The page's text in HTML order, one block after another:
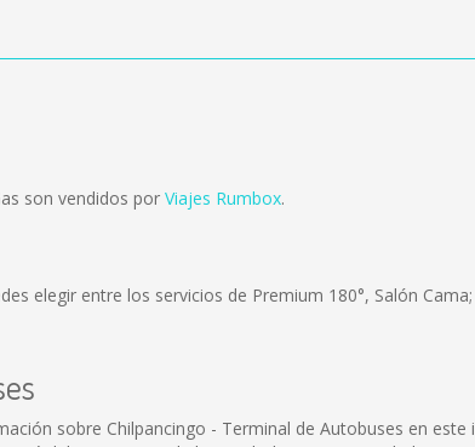
son vendidos por Viajes Rumbox.
elegir entre los servicios de Premium 180°, Salón Cama;
sobre Chilpancingo - Terminal de Autobuses en este